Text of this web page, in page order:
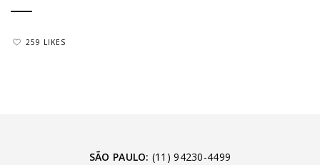
259 LIKES
SÃO PAULO: (11) 94230-4499